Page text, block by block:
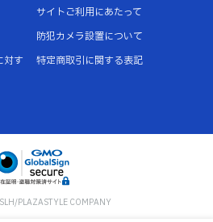
サイトご利用にあたって
防犯カメラ設置について
対す
特定商取引に関する表記
PLAZASTYLE COMPANY